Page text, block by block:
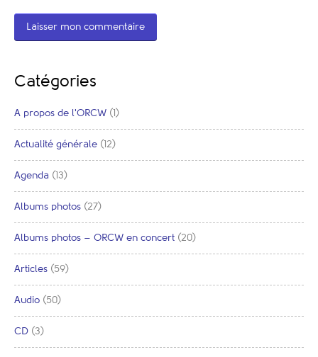
Catégories
A propos de l'ORCW (1)
Actualité générale (12)
Agenda (13)
Albums photos (27)
Albums photos – ORCW en concert (20)
Articles (59)
Audio (50)
CD (3)